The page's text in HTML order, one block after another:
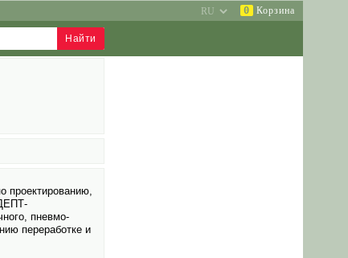
0 Корзина
проектированию,
пневмо­
переработке и